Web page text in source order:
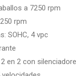
a 7250 rpm
rpm
SOHC, 4 vpc
en 2 con